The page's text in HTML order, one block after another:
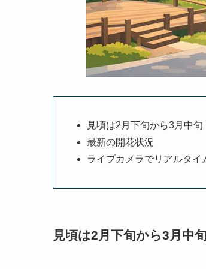
見頃は2月下旬から3月中旬
最新の開花状況
ライブカメラでリアルタイ
見頃は2月下旬から3月中旬